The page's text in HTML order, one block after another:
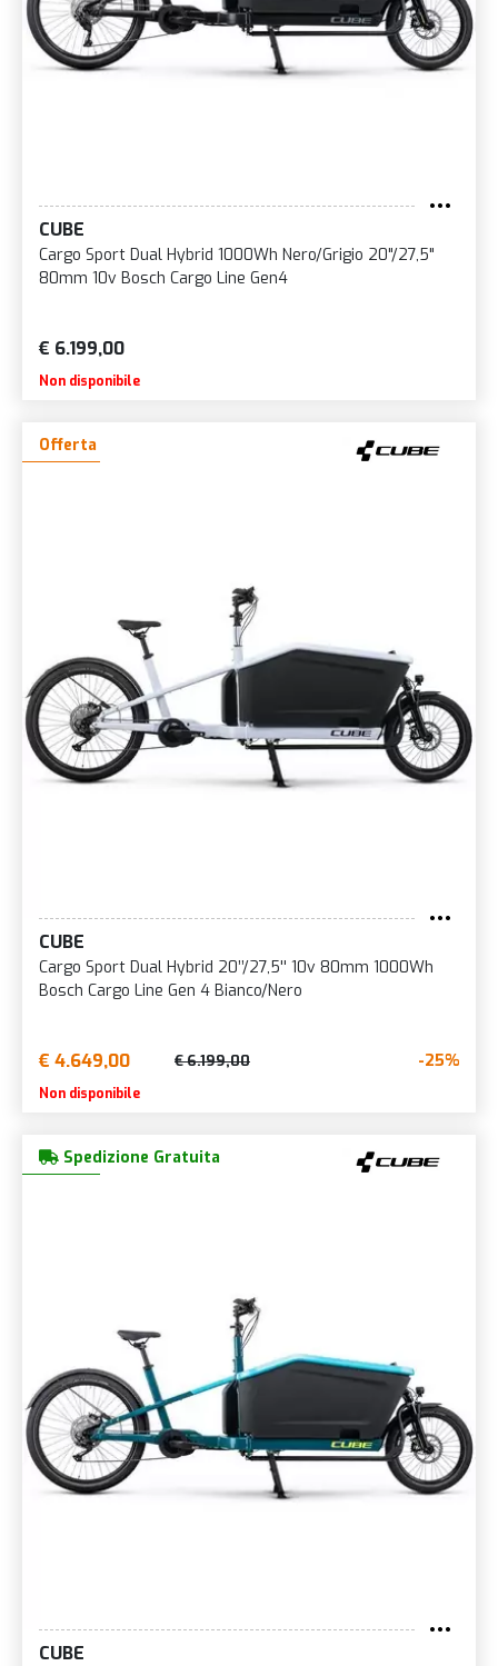
CUBE
Cargo Sport Dual Hybrid 1000Wh Nero/Grigio 20"/27,5"
80mm 10v Bosch Cargo Line Gen4
€ 6.199,00
Non disponibile
Offerta
CUBE
Cargo Sport Dual Hybrid 20’’/27,5'' 10v 80mm 1000Wh
Bosch Cargo Line Gen 4 Bianco/Nero
€ 4.649,00 € 6.199,00 -25%
Non disponibile
Spedizione Gratuita
CUBE